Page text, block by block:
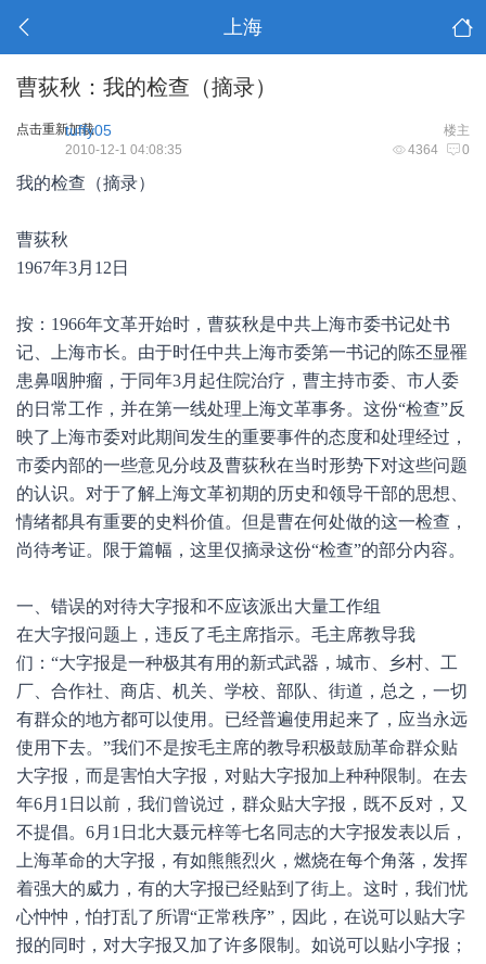
上海
曹荻秋：我的检查（摘录）
点击重新加载 楼主
tuffy05
4364 0
2010-12-1 04:08:35
我的检查（摘录）
曹荻秋
1967年3月12日
按：1966年文革开始时，曹荻秋是中共上海市委书记处书
记、上海市长。由于时任中共上海市委第一书记的陈丕显罹
患鼻咽肿瘤，于同年3月起住院治疗，曹主持市委、市人委
的日常工作，并在第一线处理上海文革事务。这份“检查”反
映了上海市委对此期间发生的重要事件的态度和处理经过，
市委内部的一些意见分歧及曹荻秋在当时形势下对这些问题
的认识。对于了解上海文革初期的历史和领导干部的思想、
情绪都具有重要的史料价值。但是曹在何处做的这一检查，
尚待考证。限于篇幅，这里仅摘录这份“检查”的部分内容。
一、错误的对待大字报和不应该派出大量工作组
在大字报问题上，违反了毛主席指示。毛主席教导我
们：“大字报是一种极其有用的新式武器，城市、乡村、工
厂、合作社、商店、机关、学校、部队、街道，总之，一切
有群众的地方都可以使用。已经普遍使用起来了，应当永远
使用下去。”我们不是按毛主席的教导积极鼓励革命群众贴
大字报，而是害怕大字报，对贴大字报加上种种限制。在去
年6月1日以前，我们曾说过，群众贴大字报，既不反对，又
不提倡。6月1日北大聂元梓等七名同志的大字报发表以后，
上海革命的大字报，有如熊熊烈火，燃烧在每个角落，发挥
着强大的威力，有的大字报已经贴到了街上。这时，我们忧
心忡忡，怕打乱了所谓“正常秩序”，因此，在说可以贴大字
报的同时，对大字报又加了许多限制。如说可以贴小字报；